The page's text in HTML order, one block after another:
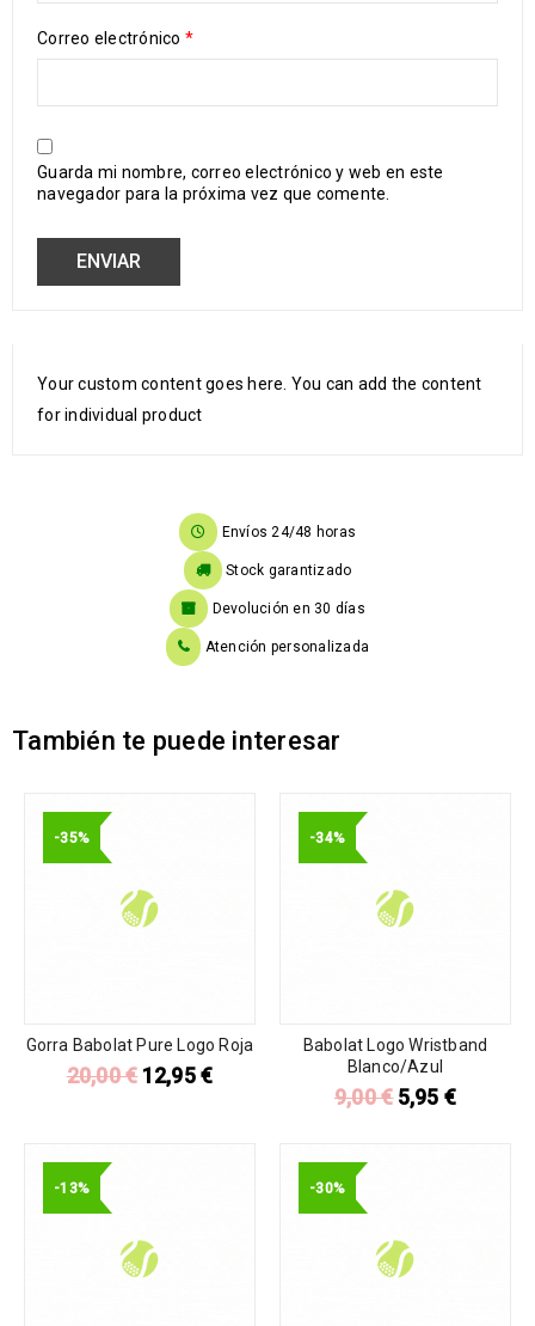
Correo electrónico *
Guarda mi nombre, correo electrónico y web en este
navegador para la próxima vez que comente.
Your custom content goes here. You can add the content
for individual product
Envíos 24/48 horas
Stock garantizado
Devolución en 30 días
Atención personalizada
También te puede interesar
-35%
Gorra Babolat Pure Logo Roja
20,00€ 12,95€
-34%
Babolat Logo Wristband
Blanco/Azul
9,00€ 5,95 €
-13% -30%